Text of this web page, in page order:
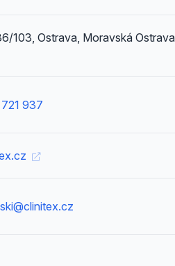
103, Ostrava, Moravská
937